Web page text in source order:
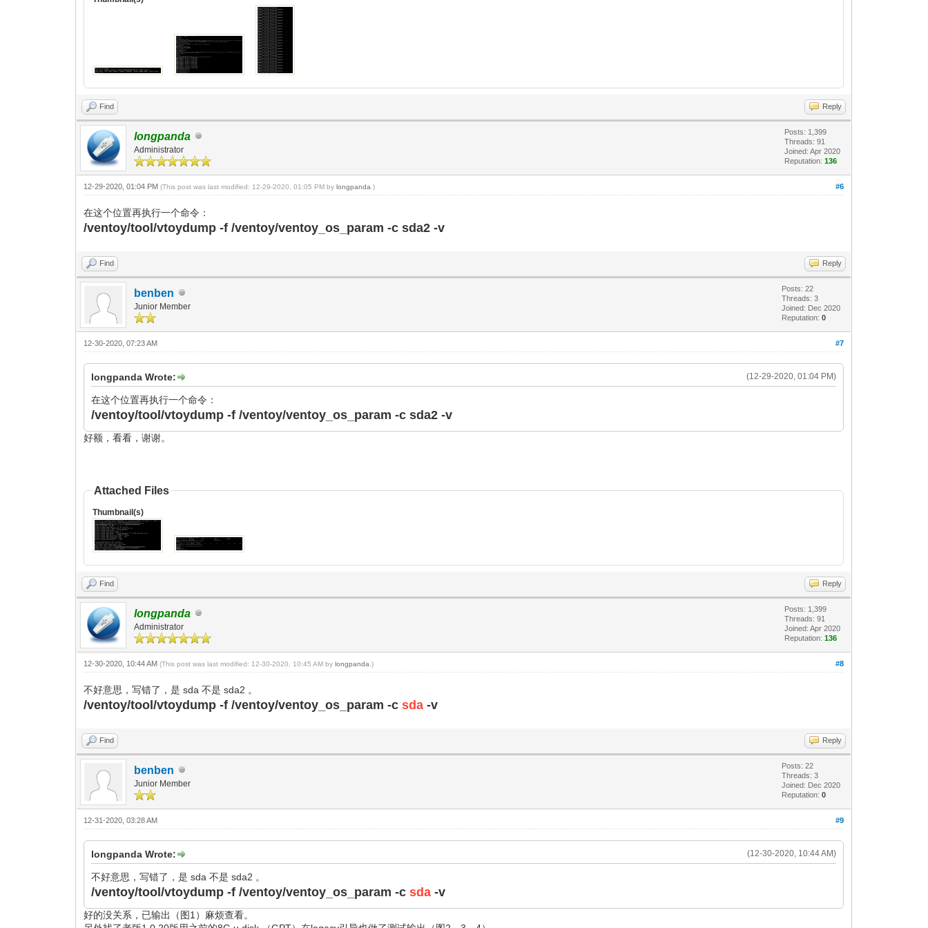
Find Reply
longpanda
Administrator
Posts: 1,399
Threads: 91
Joined: Apr 2020
Reputation:136
#6
12-29-2020, 01:04 PM(This post was last modified: 12-29-2020, 01:05 PM bylongpanda .)
在这个位置再执行一个命令：
/ventoy/tool/vtoydump -f /ventoy/ventoy_os_param -c sda2 -v
Find Reply
benben
Junior Member
Posts: 22
Threads: 3
Joined: Dec 2020
Reputation:0
#7
12-30-2020, 07:23 AM
(12-29-2020, 01:04 PM)
longpanda Wrote:
在这个位置再执行一个命令：
/ventoy/tool/vtoydump -f /ventoy/ventoy_os_param -c sda2 -v
好额，看看，谢谢。
Attached Files
Thumbnail(s)
Find Reply
longpanda
Administrator
Posts: 1,399
Threads: 91
Joined: Apr 2020
Reputation:136
#8
12-30-2020, 10:44 AM(This post was last modified: 12-30-2020, 10:45 AM bylongpanda .)
不好意思，写错了，是 sda 不是 sda2 。
/ventoy/tool/vtoydump -f /ventoy/ventoy_os_param -csda-v
Find Reply
benben
Junior Member
Posts: 22
Threads: 3
Joined: Dec 2020
Reputation:0
#9
12-31-2020, 03:28 AM
(12-30-2020, 10:44 AM)
longpanda Wrote:
不好意思，写错了，是 sda 不是 sda2 。
/ventoy/tool/vtoydump -f /ventoy/ventoy_os_param -csda-v
好的没关系，已输出（图1）麻烦查看。